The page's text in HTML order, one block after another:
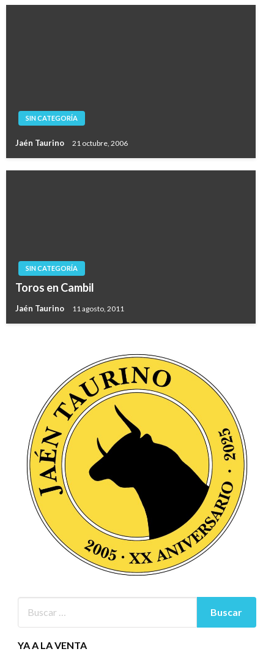
SIN CATEGORÍA
Jaén Taurino 21 octubre, 2006
SIN CATEGORÍA
Toros en Cambil
Jaén Taurino 11 agosto, 2011
YA A LA VENTA